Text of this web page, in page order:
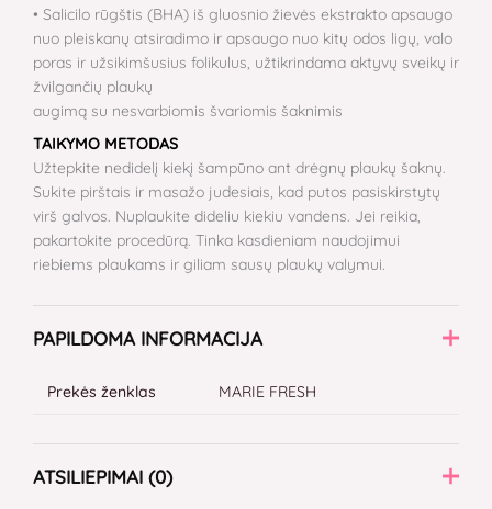
• Salicilo rūgštis (BHA) iš gluosnio žievės ekstrakto apsaugo
nuo pleiskanų atsiradimo ir apsaugo nuo kitų odos ligų, valo
poras ir užsikimšusius folikulus, užtikrindama aktyvų sveikų ir
žvilgančių plaukų
augimą su nesvarbiomis švariomis šaknimis
TAIKYMO METODAS
Užtepkite nedidelį kiekį šampūno ant drėgnų plaukų šaknų.
Sukite pirštais ir masažo judesiais, kad putos pasiskirstytų
virš galvos. Nuplaukite dideliu kiekiu vandens. Jei reikia,
pakartokite procedūrą. Tinka kasdieniam naudojimui
riebiems plaukams ir giliam sausų plaukų valymui.
PAPILDOMA INFORMACIJA
Prekės ženklas MARIE FRESH
ATSILIEPIMAI (0)